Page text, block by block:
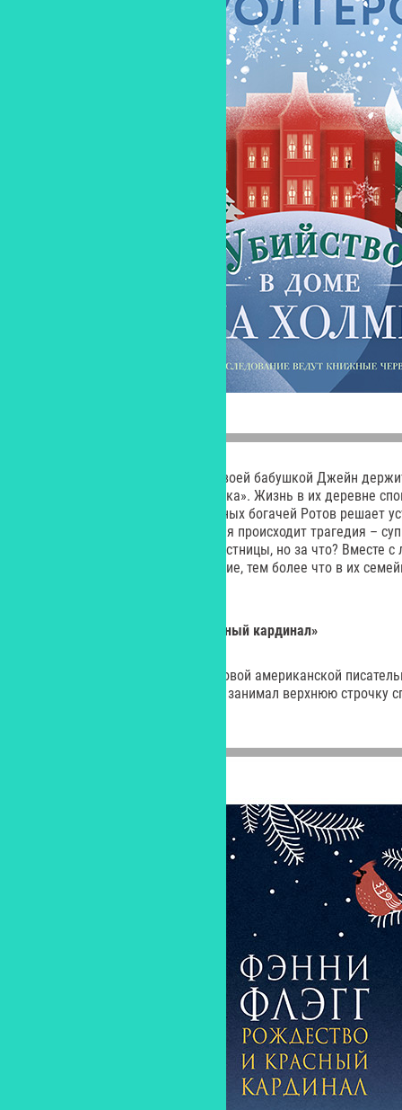
Здесь Нэнси Хантер вместе со своей бабушкой Джейн
названием «Смертельная развязка». Жизнь в их деревне
все меняется, когда семья местных богачей Ротов решает
для ее жителей. В разгар веселья происходит трагедия –
мертвой. Кто-то столкнул ее с лестницы, но за что? Вместе
берется за опасное расследование, тем более что в их
Фэнни Флэгг «Рождество и красный кардинал»
Фэнни Флэгг – псевдоним культовой американской
дебютный роман десять недель занимал верхнюю строчку